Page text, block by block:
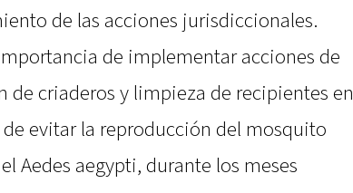
de las acciones jurisdiccionales.
de implementar acciones de
criaderos y limpieza de recipientes en
evitar la reproducción del mosquito
Aedes aegypti, durante los meses